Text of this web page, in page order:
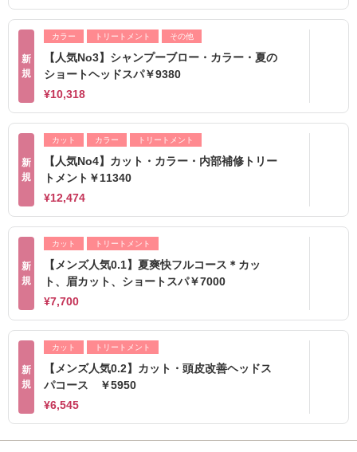
新
規
カラー トリートメント その他
【人気No3】シャンプーブロー・カラー・夏の
ショートヘッドスパ￥9380
¥10,318
新
規
カット カラー トリートメント
【人気No4】カット・カラー・内部補修トリー
トメント￥11340
¥12,474
新
規
カット トリートメント
【メンズ人気0.1】夏爽快フルコース＊カッ
ト、眉カット、ショートスパ￥7000
¥7,700
新
規
カット トリートメント
【メンズ人気0.2】カット・頭皮改善ヘッドス
パコース ￥5950
¥6,545